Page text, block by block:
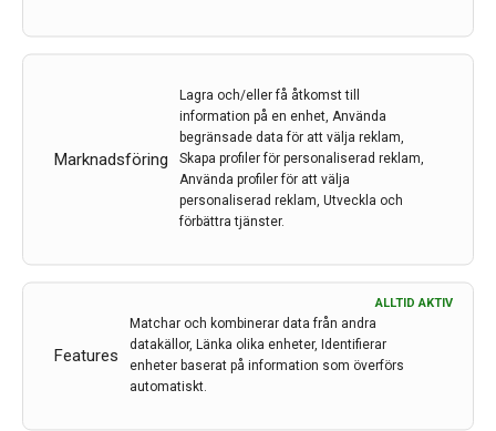
Marknadsföring
Lagra och/eller få åtkomst till
information på en enhet, Använda
begränsade data för att välja reklam,
Skapa profiler för personaliserad reklam,
Använda profiler för att välja
personaliserad reklam, Utveckla och
förbättra tjänster.
Features
ALLTID AKTIV
Matchar och kombinerar data från andra
datakällor, Länka olika enheter, Identifierar
enheter baserat på information som överförs
automatiskt.
lönevillkor men det som genomsyrar allt är en stark
kärlek till det yrke de valt – en kärlek och yrkesstolthet
som gör att de flesta väljer att stanna kvar trots alla